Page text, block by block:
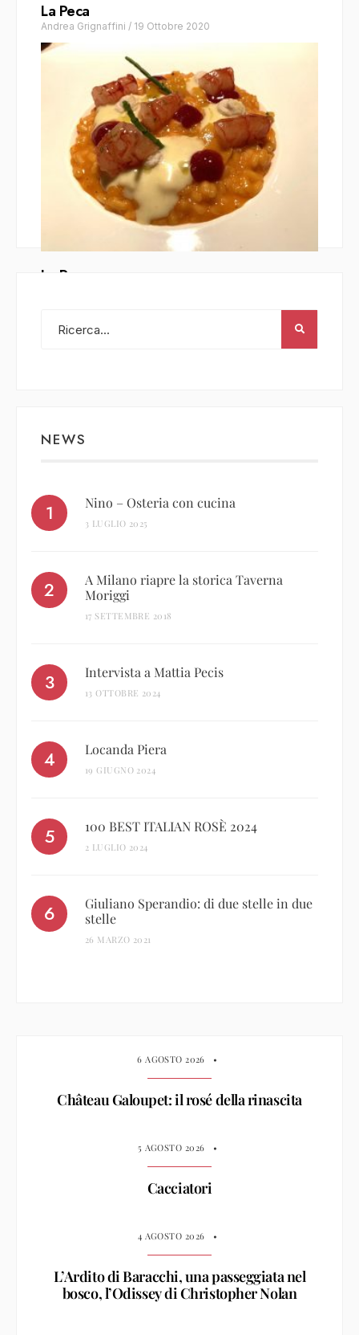
La Peca
Andrea Grignaffini / 19 Ottobre 2020
La Peca
NEWS
Nino – Osteria con cucina
3 LUGLIO 2025
A Milano riapre la storica Taverna
Moriggi
17 SETTEMBRE 2018
Intervista a Mattia Pecis
13 OTTOBRE 2024
Locanda Piera
19 GIUGNO 2024
100 BEST ITALIAN ROSÈ 2024
2 LUGLIO 2024
Giuliano Sperandio: di due stelle in due
stelle
26 MARZO 2021
6 AGOSTO 2026 •
Château Galoupet: il rosé della rinascita
5 AGOSTO 2026 •
Cacciatori
4 AGOSTO 2026 •
L’Ardito di Baracchi, una passeggiata nel
bosco, l’Odissey di Christopher Nolan